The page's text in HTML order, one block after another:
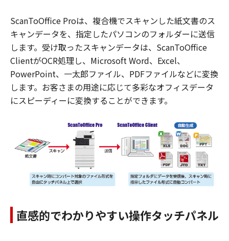
ScanToOffice Proは、複合機でスキャンした紙文書のス
キャンデータを、指定したパソコンのフォルダーに送信
します。受け取ったスキャンデータは、ScanToOffice
ClientがOCR処理し、Microsoft Word、Excel、
PowerPoint、一太郎ファイル、PDFファイルなどに変換
します。お客さまの用途に応じて多彩なオフィスデータ
にスピーディーに変換することができます。
直感的でわかりやすい操作タッチパネル